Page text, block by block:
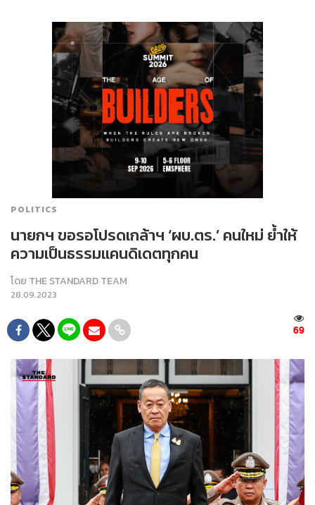
POLITICS
นายกฯ ขอรอโปรดเกล้าฯ ‘ผบ.ตร.’ คนใหม่ ย้ำให้
ความเป็นธรรมแคนดิเดตทุกคน
โดย THE STANDARD TEAM
28.09.2023
69